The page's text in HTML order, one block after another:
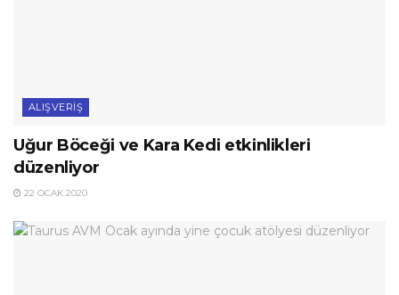
ALIŞVERIŞ
Uğur Böceği ve Kara Kedi etkinlikleri
düzenliyor
22 OCAK 2020